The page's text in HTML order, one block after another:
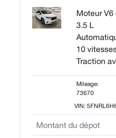
Moteur V6
3.5 L
10
Traction
Mileage:
73670
VIN:
Montant du dépot